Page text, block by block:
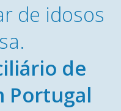
de idosos
de
Portugal